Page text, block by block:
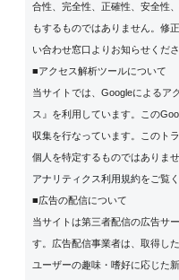
合性、完全性、正確性、安全性
もするものではありません。修
い合わせ窓口よりお知らせくださ
■アクセス解析ツールについて
当サイトでは、Googleによるア
ス』を利用しています。この
収集を行なっています。このト
個人を特定するものではありま
アナリティクス利用規約をご覧
■広告の配信について
当サイトは第三者配信の広告サ
す。広告配信事業者は、取得し
ユーザーの趣味・嗜好に応じた